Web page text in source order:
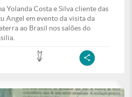
Yolanda Costa e Silva cliente das
Angel em evento da visita da
ao Brasil nos salões do